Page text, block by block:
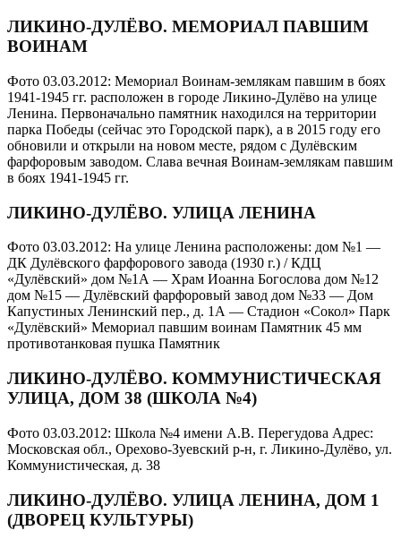
ЛИКИНО-ДУЛЁВО. МЕМОРИАЛ ПАВШИМ
ВОИНАМ
Фото 03.03.2012: Мемориал Воинам-землякам павшим в боях
1941-1945 гг. расположен в городе Ликино-Дулёво на улице
Ленина. Первоначально памятник находился на территории
парка Победы (сейчас это Городской парк), а в 2015 году его
обновили и открыли на новом месте, рядом с Дулёвским
фарфоровым заводом. Слава вечная Воинам-землякам павшим
в боях 1941-1945 гг.
ЛИКИНО-ДУЛЁВО. УЛИЦА ЛЕНИНА
Фото 03.03.2012: На улице Ленина расположены: дом №1 —
ДК Дулёвского фарфорового завода (1930 г.) / КДЦ
«Дулёвский» дом №1А — Храм Иоанна Богослова дом №12
дом №15 — Дулёвский фарфоровый завод дом №33 — Дом
Капустиных Ленинский пер., д. 1А — Стадион «Сокол» Парк
«Дулёвский» Мемориал павшим воинам Памятник 45 мм
противотанковая пушка Памятник
ЛИКИНО-ДУЛЁВО. КОММУНИСТИЧЕСКАЯ
УЛИЦА, ДОМ 38 (ШКОЛА №4)
Фото 03.03.2012: Школа №4 имени А.В. Перегудова Адрес:
Московская обл., Орехово-Зуевский р-н, г. Ликино-Дулёво, ул.
Коммунистическая, д. 38
ЛИКИНО-ДУЛЁВО. УЛИЦА ЛЕНИНА, ДОМ 1
(ДВОРЕЦ КУЛЬТУРЫ)